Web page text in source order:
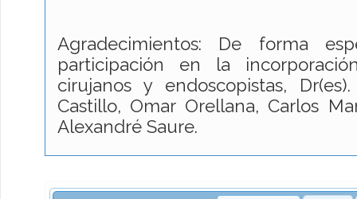
Agradecimientos: De forma
participación en la
cirujanos y endoscopistas,
Castillo, Omar Orellana, Carlos
Alexandré Saure.